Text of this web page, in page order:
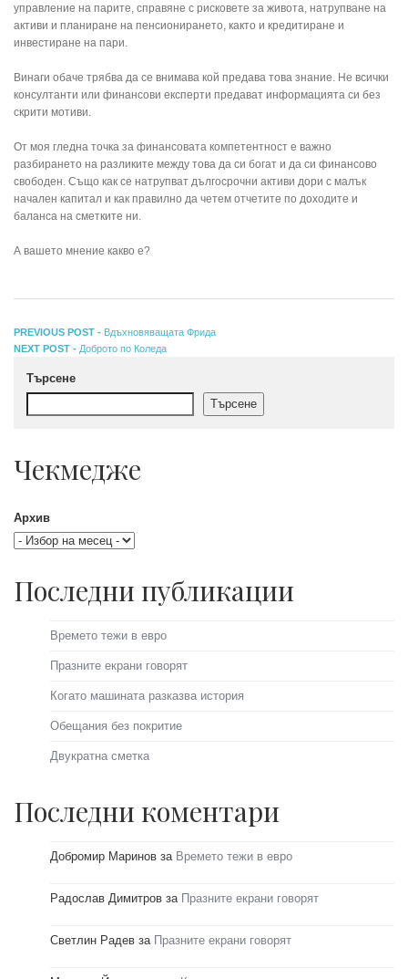
управление на парите, справяне с рисковете за живота, натрупване на
активи и планиране на пенсионирането, както и кредитиране и
инвестиране на пари.
Винаги обаче трябва да се внимава кой предава това знание. Не всички
консултанти или финансови експерти предават информацията си без
скрити мотиви.
От моя гледна точка за финансовата компетентност е важно
разбирането на разликите между това да си богат и да си финансово
свободен. Също как се натрупват дългосрочни активи дори с малък
начален капитал и как правилно да четем отчетите по доходите и
баланса на сметките ни.
А вашето мнение какво е?
Навигация
PREVIOUS POST - Previous
post:
Вдъхновяващата Фрида
NEXT POST - Next
Доброто по Коледа
Търсене
Търсене
Чекмедже
Архив
Последни публикации
Времето тежи в евро
Празните екрани говорят
Когато машината разказва история
Обещания без покритие
Двукратна сметка
Последни коментари
Добромир Маринов за Времето тежи в евро
Радослав Димитров за Празните екрани говорят
Светлин Радев за Празните екрани говорят